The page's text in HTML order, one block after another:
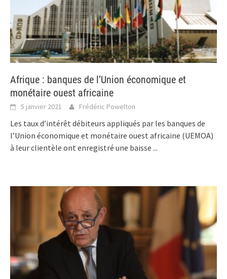
Afrique : banques de l’Union économique et
monétaire ouest africaine
5 janvier 2021 Frédéric Powelton
Les taux d’intérêt débiteurs appliqués par les banques de
l’Union économique et monétaire ouest africaine (UEMOA)
à leur clientèle ont enregistré une baisse ...